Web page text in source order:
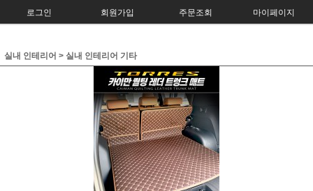
로그인 회원가입 주문조회 마이페이지
실내 인테리어 > 실내 인테리어 기타